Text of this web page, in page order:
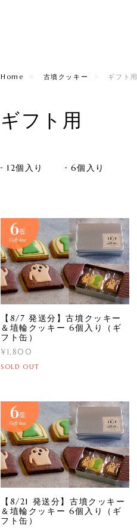
Home 古墳クッキー ギフト用
ギフト用
12個入り 6個入り
【8/7 発送分】古墳クッキー
＆埴輪クッキー 6個入り（ギ
フト缶）
¥1,800
SOLD OUT
【8/21 発送分】古墳クッキー
＆埴輪クッキー 6個入り（ギ
フト缶）